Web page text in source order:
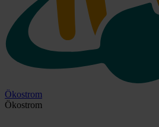
Ökostrom
Ökostrom